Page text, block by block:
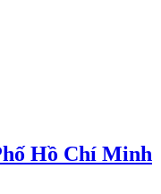
Hồ Chí Minh